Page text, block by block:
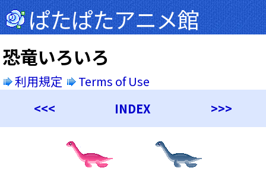
ぱたぱたアニメ館
恐竜いろいろ
利用規定
Terms of Use
<<<
INDEX >>>